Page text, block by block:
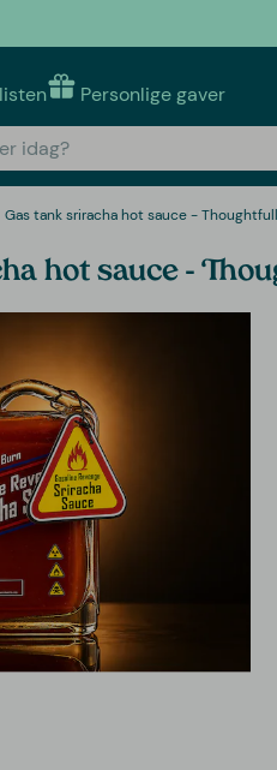
Personlige gaver
Gas tank sriracha hot sauce -
hot sauce -